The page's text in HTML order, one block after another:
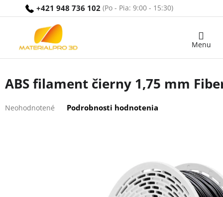
+421 948 736 102
Nákupný
ABS filament čierny 1,75 mm
hodnotenie
Neohodnotené Podrobnosti hodnotenia